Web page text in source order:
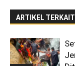
ARTIKEL TERKAIT